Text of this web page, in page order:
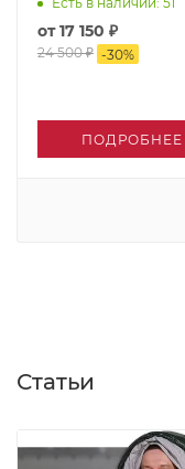
от17 150 ₽
24 500 ₽ -30%
ПОДРОБНЕЕ
Статьи